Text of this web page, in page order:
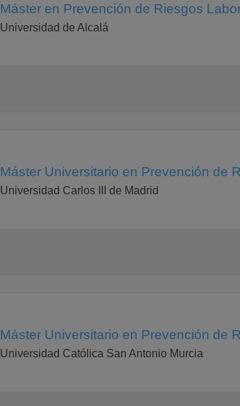
Máster en Prevención de Riesgos
Universidad de Alcalá
Máster Universitario en Prevención de
Universidad Carlos III de Madrid
Máster Universitario en Prevención de
Universidad Católica San Antonio Murcia